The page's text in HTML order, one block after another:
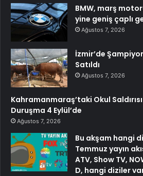
BMW, marş
yine geniş çaplı
Ağustos 7, 2026
İzmir’de
Satıldı
Ağustos 7, 2026
Kahramanmaraş’taki Okul
Duruşma 4 Eylül’de
Ağustos 7, 2026
Bu akşam hangi
Temmuz yayın
ATV, Show TV,
D, hangi diziler